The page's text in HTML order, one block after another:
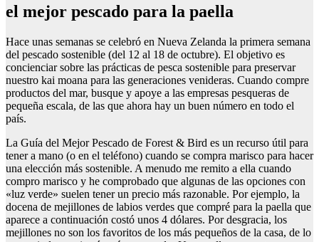
el mejor pescado para la paella
Hace unas semanas se celebró en Nueva Zelanda la primera semana
del pescado sostenible (del 12 al 18 de octubre). El objetivo es
concienciar sobre las prácticas de pesca sostenible para preservar
nuestro kai moana para las generaciones venideras. Cuando compre
productos del mar, busque y apoye a las empresas pesqueras de
pequeña escala, de las que ahora hay un buen número en todo el
país.
La Guía del Mejor Pescado de Forest & Bird es un recurso útil para
tener a mano (o en el teléfono) cuando se compra marisco para hacer
una elección más sostenible. A menudo me remito a ella cuando
compro marisco y he comprobado que algunas de las opciones con
«luz verde» suelen tener un precio más razonable. Por ejemplo, la
docena de mejillones de labios verdes que compré para la paella que
aparece a continuación costó unos 4 dólares. Por desgracia, los
mejillones no son los favoritos de los más pequeños de la casa, de lo